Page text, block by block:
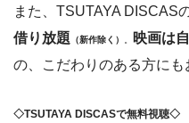
また、TSUTAYA DISCAS
借り放題 （新作除く） 映画は
の、こだわりのある方にも
◇TSUTAYA DISCASで無料視聴◇